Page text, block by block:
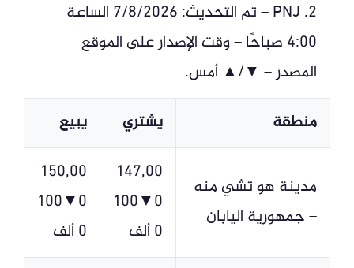
2. PNJ – تم التحديث: 7/8/2026 الساعة
4:00 صباحًا – وقت الإصدار على الموقع
المصدر – ▼/▲ أمس.
منطقة
يشتري يبيع
مدينة هو تشي منه
– جمهورية اليابان
147,00
0▼100
0 ألف
150,00
0▼100
0 ألف